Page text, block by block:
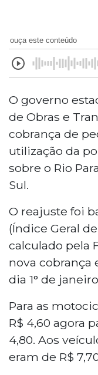
ouça este conteúdo
O governo
de Obras e
cobrança de
utilização da
sobre o Rio
Sul.
O reajuste foi
(Índice Geral
calculado pela
nova cobrança
dia 1° de
Para as
R$ 4,60 agora
4,80. Aos
eram de R$